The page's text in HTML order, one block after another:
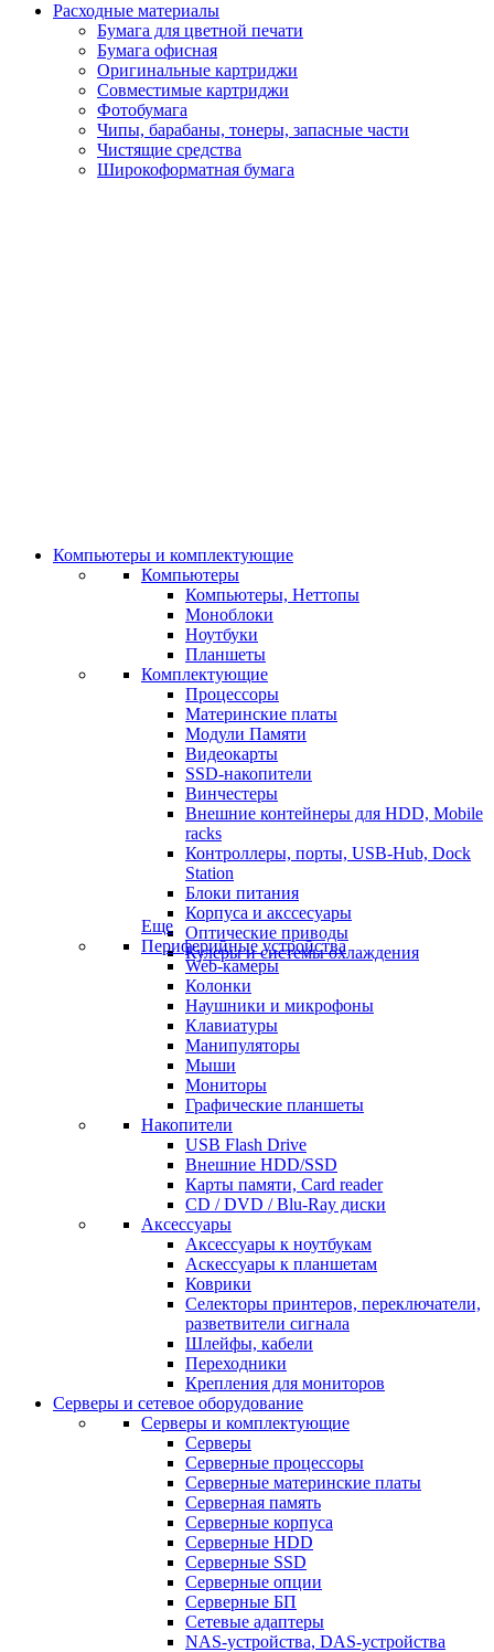
Расходные материалы
Бумага для цветной печати
Бумага офисная
Оригинальные картриджи
Совместимые картриджи
Фотобумага
Чипы, барабаны, тонеры, запасные части
Чистящие средства
Широкоформатная бумага
Компьютеры и комплектующие
Компьютеры
Компьютеры, Неттопы
Моноблоки
Ноутбуки
Планшеты
Комплектующие
Процессоры
Материнские платы
Модули Памяти
Видеокарты
SSD-накопители
Винчестеры
Внешние контейнеры для HDD, Mobile
racks
Контроллеры, порты, USB-Hub, Dock
Station
Блоки питания
Корпуса и акссесуары
Оптические приводы
Кулеры и системы охлаждения
Еще
Периферийные устройства
Web-камеры
Колонки
Наушники и микрофоны
Клавиатуры
Манипуляторы
Мыши
Мониторы
Графические планшеты
Накопители
USB Flash Drive
Внешние HDD/SSD
Карты памяти, Card reader
CD / DVD / Blu-Ray диски
Аксессуары
Аксессуары к ноутбукам
Аскессуары к планшетам
Коврики
Селекторы принтеров, переключатели,
разветвители сигнала
Шлейфы, кабели
Переходники
Крепления для мониторов
Серверы и сетевое оборудование
Серверы и комплектующие
Серверы
Серверные процессоры
Серверные материнские платы
Серверная память
Серверные корпуса
Серверные HDD
Серверные SSD
Серверные опции
Серверные БП
Сетевые адаптеры
NAS-устройства, DAS-устройства